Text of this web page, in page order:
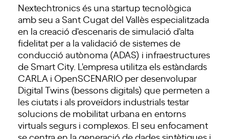
Nextechtronics és una startup tecnològica
amb seu a Sant Cugat del Vallès especialitzada
en la creació d'escenaris de simulació d'alta
fidelitat per a la validació de sistemes de
conducció autònoma (ADAS) i infraestructures
de Smart City. L'empresa utilitza els estàndards
CARLA i OpenSCENARIO per desenvolupar
Digital Twins (bessons digitals) que permeten a
les ciutats i als proveïdors industrials testar
solucions de mobilitat urbana en entorns
virtuals segurs i complexos. El seu enfocament
se centra en la generació de dades sintètiques i